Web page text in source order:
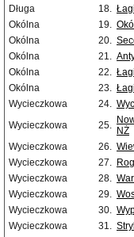
Długa
18.
Okólna
19.
Okólna
20.
Okólna
21.
Okólna
22.
Okólna
23.
Wycieczkowa
24.
Wycieczkowa
25. NŻ
Wycieczkowa 26.
Wycieczkowa
27.
Wycieczkowa
28.
Wycieczkowa
29.
Wycieczkowa
30.
Wycieczkowa
31.